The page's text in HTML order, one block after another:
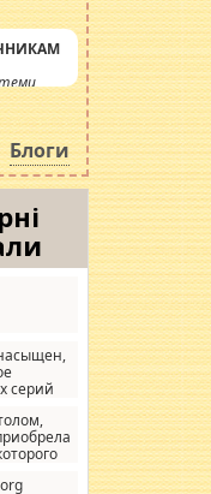
Блоги
серий
это не